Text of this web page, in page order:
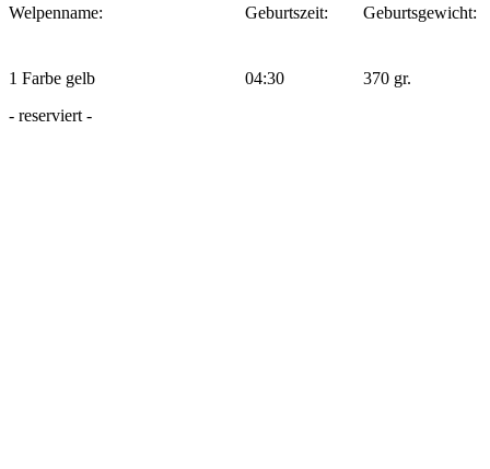
Welpenname: Geburtszeit: Geburtsgewicht:
1 Farbe gelb
- reserviert -
04:30 370 gr.